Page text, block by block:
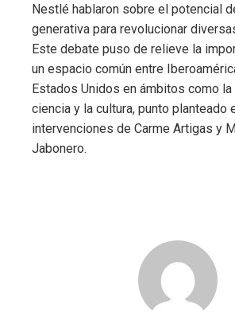
Nestlé hablaron sobre el potencial
generativa para revolucionar
Este debate puso de relieve la
un espacio común entre
Estados Unidos en ámbitos como la
ciencia y la cultura, punto planteado
intervenciones de Carme Artigas y
Jabonero.